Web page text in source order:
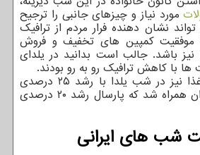
مورد نیاز و چیزهای جانبی را ترجیح
نشان دهنده فرار مردم از ترافیک
موفقیت کمپین های تخفیف و فروش
باشد. جالب است بدانید در یلدای
با کاهش ترافیک رو به رو بودند.
سفارش های آنلاین غذا نیز در شب یلدا با رشد ۲۵ درصدی
ترافیک و بازدید کاربران همراه شد که پارسال رشد ۲۰ درصدی
شب های ایرانی